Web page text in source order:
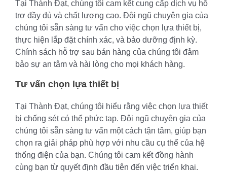
Tại Thành Đạt, chúng tôi cam kết cung cấp dịch vụ hỗ
trợ đầy đủ và chất lượng cao. Đội ngũ chuyên gia của
chúng tôi sẵn sàng tư vấn cho việc chọn lựa thiết bị,
thực hiện lắp đặt chính xác, và bảo dưỡng định kỳ.
Chính sách hỗ trợ sau bán hàng của chúng tôi đảm
bảo sự an tâm và hài lòng cho mọi khách hàng.
Tư vấn chọn lựa thiết bị
Tại Thành Đạt, chúng tôi hiểu rằng việc chọn lựa thiết
bị chống sét có thể phức tạp. Đội ngũ chuyên gia của
chúng tôi sẵn sàng tư vấn một cách tận tâm, giúp bạn
chọn ra giải pháp phù hợp với nhu cầu cụ thể của hệ
thống điện của bạn. Chúng tôi cam kết đồng hành
cùng bạn từ quyết định đầu tiên đến việc triển khai.